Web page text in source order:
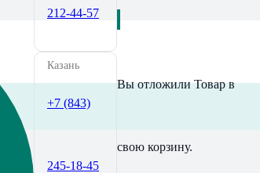
212-44-57
Казань
+7 (843)
245-18-45
Вы отложилиТоварв
свою корзину.